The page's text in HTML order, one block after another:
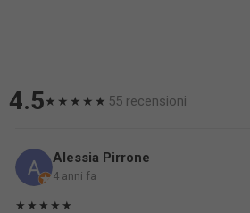
4.5★★★★★ 55 recensioni
Alessia Pirrone
4 anni fa
★★★★★